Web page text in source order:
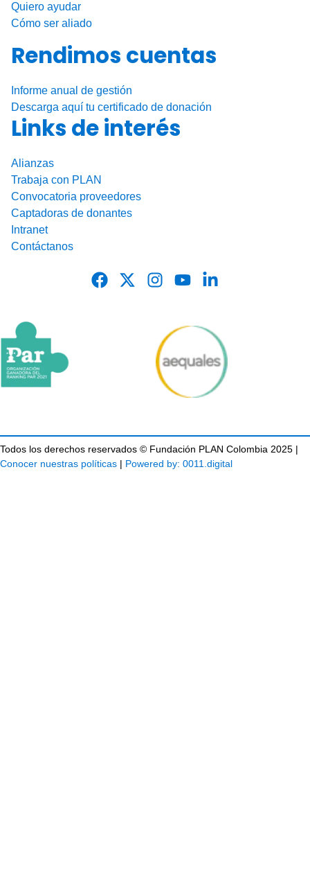
Quiero ayudar
Cómo ser aliado
Rendimos cuentas
Informe anual de gestión
Descarga aquí tu certificado de donación
Links de interés
Alianzas
Trabaja con PLAN
Convocatoria proveedores
Captadoras de donantes
Intranet
Contáctanos
Todos los derechos reservados © Fundación PLAN Colombia 2025 |
Conocer nuestras políticas | Powered by: 0011.digital